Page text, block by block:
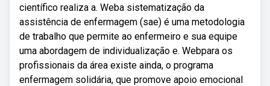
científico realiza a. Weba sistematização da
assistência de enfermagem (sae) é uma metodologia
de trabalho que permite ao enfermeiro e sua equipe
uma abordagem de individualização e. Webpara os
profissionais da área existe ainda, o programa
enfermagem solidária, que promove apoio emocional